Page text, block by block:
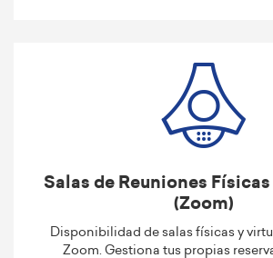
Salas de Reuniones
(Zoom)
Disponibilidad de salas físicas y
Zoom. Gestiona tus propias